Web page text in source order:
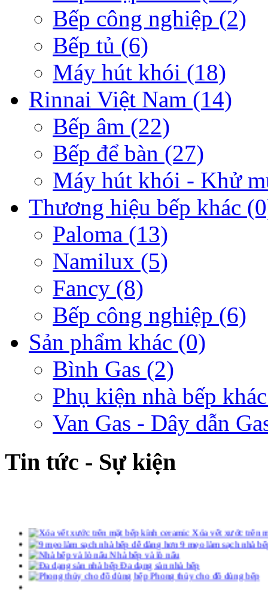
Bếp công nghiệp (2)
Bếp tủ (6)
Máy hút khói (18)
Rinnai Việt Nam (14)
Bếp âm (22)
Bếp để bàn (27)
Máy hút khói - Khử
Thương hiệu bếp khác
Paloma (13)
Namilux (5)
Fancy (8)
Bếp công nghiệp (6)
Sản phẩm khác (0)
Bình Gas (2)
Phụ kiện nhà bếp khác
Van Gas - Dây dẫn
Tin tức - Sự kiện
Nhà bếp và lò nấu
Đa dạng sàn nhà bếp
Phong thủy cho đồ dùng bếp